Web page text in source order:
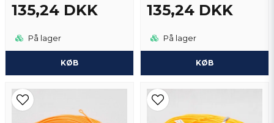
135,24 DKK
På lager
KØB
135,24 DKK
På lager
KØB